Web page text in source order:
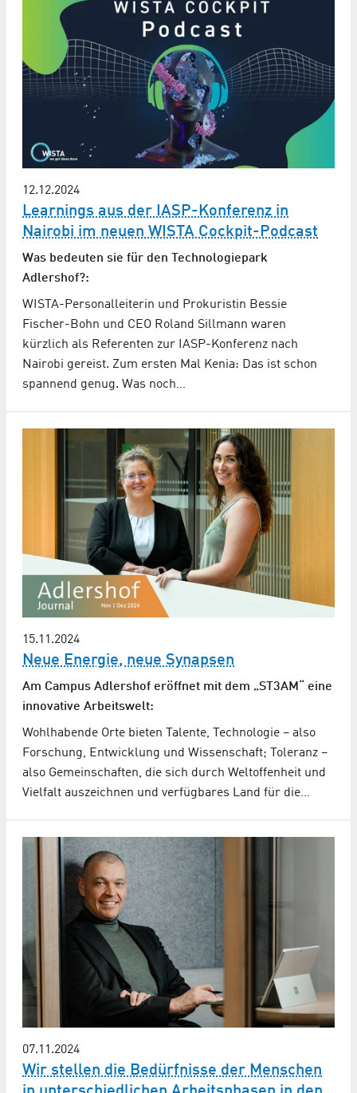
12.12.2024
Learnings aus der IASP-Konferenz in
Nairobi im neuen WISTA Cockpit-Podcast
Was bedeuten sie für den Technologiepark
Adlershof?:
WISTA-Personalleiterin und Prokuristin ⁠Bessie
Fischer-Bohn und CEO ⁠Roland Sillmann⁠ waren
kürzlich als Referenten zur IASP-Konferenz nach
Nairobi gereist. Zum ersten Mal Kenia: Das ist schon
spannend genug. Was noch…
15.11.2024
Neue Energie, neue Synapsen
Am Campus Adlershof eröffnet mit dem „ST3AM“ eine
innovative Arbeitswelt:
Wohlhabende Orte bieten Talente, Technologie – also
Forschung, Entwicklung und Wissenschaft; Toleranz –
also Gemeinschaften, die sich durch Weltoffenheit und
Vielfalt auszeichnen und verfügbares Land für die…
07.11.2024
Wir stellen die Bedürfnisse der Menschen